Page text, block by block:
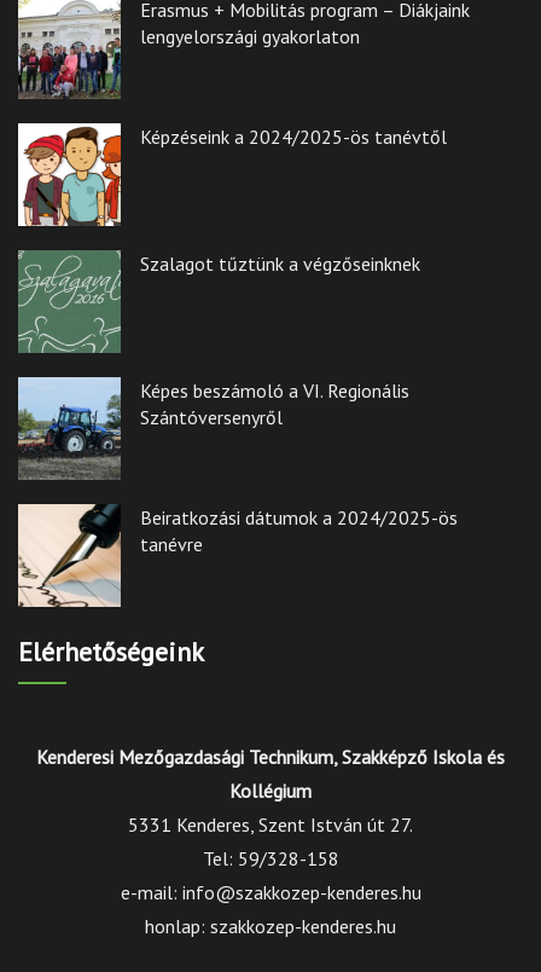
Erasmus + Mobilitás program – Diákjaink
lengyelországi gyakorlaton
Képzéseink a 2024/2025-ös tanévtől
Szalagot tűztünk a végzőseinknek
Képes beszámoló a VI. Regionális
Szántóversenyről
Beiratkozási dátumok a 2024/2025-ös
tanévre
Elérhetőségeink
Kenderesi Mezőgazdasági Technikum, Szakképző Iskola és
Kollégium
5331 Kenderes, Szent István út 27.
Tel: 59/328-158
e-mail: info@szakkozep-kenderes.hu
honlap: szakkozep-kenderes.hu